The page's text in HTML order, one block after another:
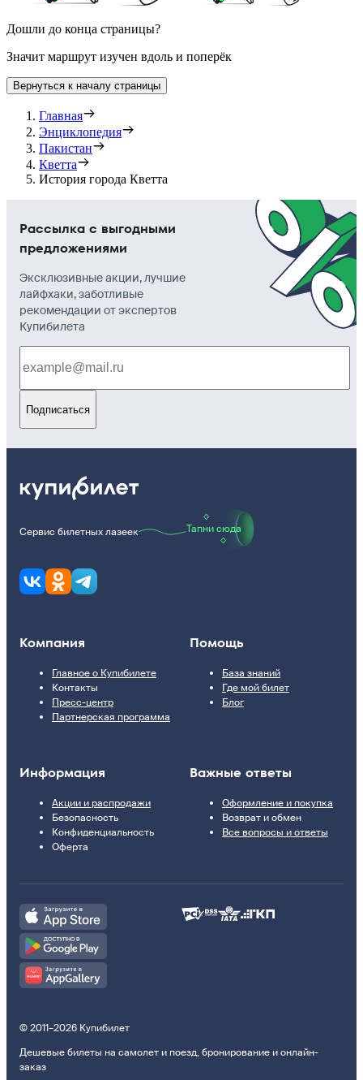
Дошли до конца страницы?
Значит маршрут изучен вдоль и поперёк
Вернуться к началу страницы
Главная
Энциклопедия
Пакистан
Кветта
История города Кветта
Рассылка с выгодными
предложениями
Эксклюзивные акции, лучшие
лайфхаки, заботливые
рекомендации от экспертов
Купибилета
Подписаться
Сервис билетных лазеек Тапни сюда
Компания
Главное о Купибилете
Контакты
Пресс-центр
Партнерская программа
Помощь
База знаний
Где мой билет
Блог
Информация
Акции и распродажи
Безопасность
Конфиденциальность
Оферта
Важные ответы
Оформление и покупка
Возврат и обмен
Все вопросы и ответы
© 2011–2026 Купибилет
Дешевые билеты на самолет и поезд, бронирование и онлайн-
заказ